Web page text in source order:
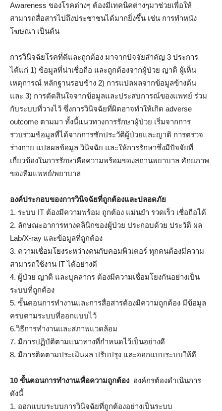
Awareness ของโรคต่างๆ ต้องมีเทคนิคต่างๆมาช่วยเพื่อให้
สามารถสื่อสารไปถึงประชาชนได้มากยิ่งขึ้น เช่น การทำหนัง
โฆษณา เป็นต้น
การวินิจฉัยโรคที่ดีและถูกต้อง มาจากปัจจัยสำคัญ 3 ประการ
ได้แก่ 1) ข้อมูลที่น่าเชื่อถือ และถูกต้องจากผู้ป่วย ญาติ ผู้เห็น
เหตุการณ์ หลักฐานรอบข้าง 2) การแปลผลจากข้อมูลข้างต้น
และ 3) การตัดสินใจจากข้อมูลและประสบการณ์ของแพทย์ ร่วม
กับระบบที่วางไว้ ซึ่งการวินิจฉัยที่ผิดอาจทำให้เกิด adverse
outcome ตามมา ทั้งนี้แนวทางการรักษาผู้ป่วย เริ่มจากการ
รวบรวมข้อมูลที่ได้จากการซักประวัติผู้ป่วยและญาติ การตรวจ
ร่างกาย แปลผลข้อมูล วินิจฉัย และให้การรักษาซึ่งมีปัจจัยที่
เกี่ยวข้องในการรักษาคือความพร้อมของสถานพยาบาล ศักยภาพ
ของทีมแพทย์/พยาบาล
องค์ประกอบของการวินิจฉัยที่ถูกต้องและปลอดภัย
1. ระบบ IT ต้องมีความพร้อม ถูกต้อง แม่นยำ รวดเร็ว เชื่อถือได้
2. ลักษณะอาการทางคลินิกของผู้ป่วย ประกอบด้วย ประวัติ ผล
Lab/X-ray และข้อมูลที่ถูกต้อง
3. ความเชื่อมโยงระหว่างคนกับคอมพิวเตอร์ ทุกคนต้องมีความ
สามารถใช้งาน IT ได้อย่างดี
4. ผู้ป่วย ญาติ และบุคลากร ต้องมีความเชื่อมโยงกันอย่างเป็น
ระบบที่ถูกต้อง
5. ขั้นตอนการทำงานและการสื่อสารต้องมีความถูกต้อง มีข้อมูล
ครบตามระบบที่ออกแบบไว้
6.วิธีการทำงานและสภาพแวดล้อม
7. มีการปฏิบัติตามแนวทางที่กำหนดไว้เป็นอย่างดี
8. มีการติดตามประเมินผล ปรับปรุง และออกแบบระบบให้ดี
10 ขั้นตอนการทำงานเพื่อความถูกต้อง องค์กรต้องดำเนินการ
ดังนี้
1. ออกแบบระบบการวินิจฉัยที่ถูกต้องอย่างเป็นระบบ